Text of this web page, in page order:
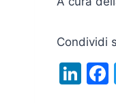
Condividi
Li